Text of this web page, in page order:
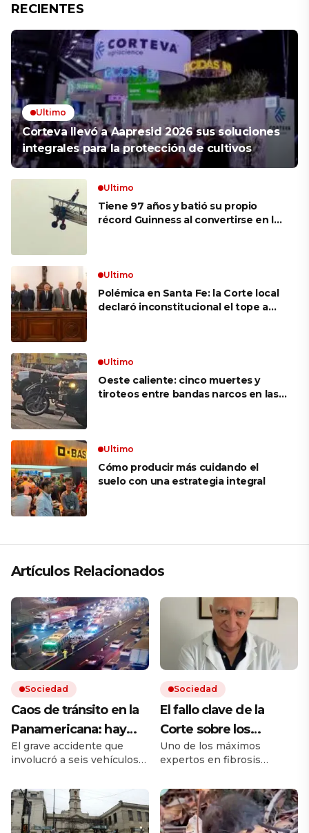
RECIENTES
Ultimo
Corteva llevó a Aapresid 2026 sus soluciones
integrales para la protección de cultivos
Ultimo
Tiene 97 años y batió su propio
récord Guinness al convertirse en la
puedo’ no existen en mi vocabulario»
Ultimo
Polémica en Santa Fe: la Corte local
declaró inconstitucional el tope a
Ultimo
Oeste caliente: cinco muertes y
tiroteos entre bandas narcos en las
Ultimo
Cómo producir más cuidando el
suelo con una estrategia integral
Artículos Relacionados
Sociedad
Caos de tránsito en la
Panamericana: hay
cinco heridos por un
choque múltiple
El grave accidente que
involucró a seis vehículos
25 de la autopista, en
sentido hacia la Provincia
de Buenos Aires. Hay
varios carriles cortados y
Sociedad
El fallo clave de la
Corte sobre los
remedios, el mensaje
de un referente
médico y otro posible
conflicto en puerta
Uno de los máximos
expertos en fibrosis
cobertura en salud sea
sobre un remedio más
barato de igual acción. Tras
la sentencia de la Corte